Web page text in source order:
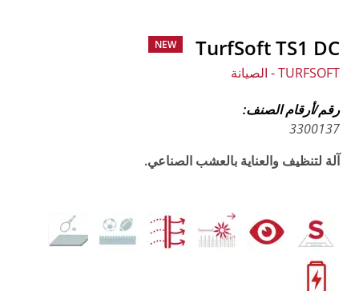
TurfSoft TS1 DC
NEW
TURFSOFT - الصيانة
رقم/أرقام الصنف:
3300137
آلة لتنظيف والعناية بالعشب الصناعي.